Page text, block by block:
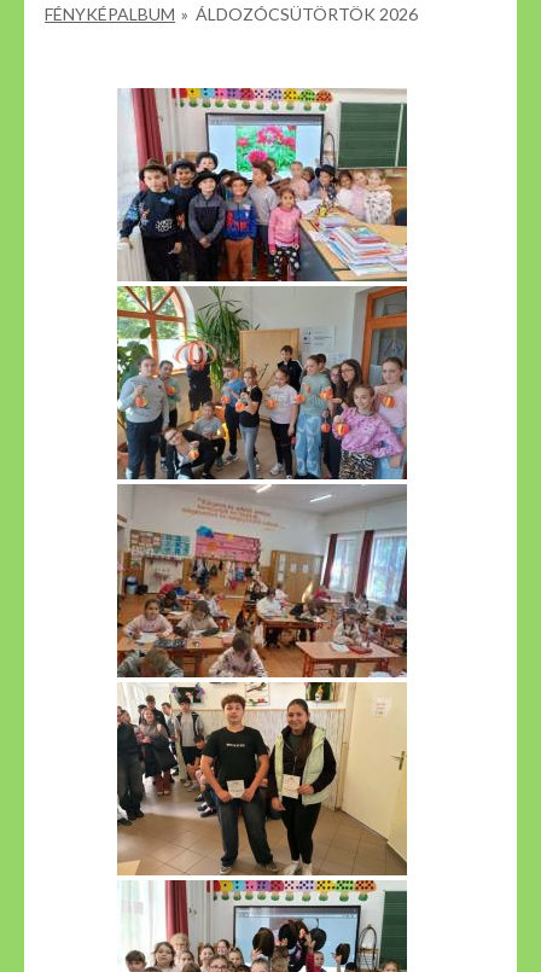
FÉNYKÉPALBUM » ÁLDOZÓCSÜTÖRTÖK 2026